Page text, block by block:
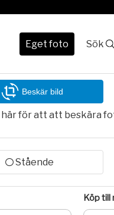
Eget foto Sök
Beskär bild
för att att beskära
Stående
Köp till